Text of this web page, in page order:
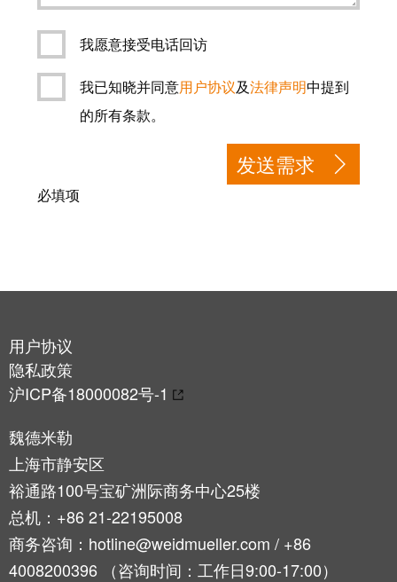
服
务
调
整
和
接
配
米勒
WMC
并
举
保
供
货，
防
产
我愿意接受电话回访
我已知晓并同意用户协议及法律声明中提到
的所有条款。
必填项
发送需求
用户协议
隐私政策
沪ICP备18000082号-1
魏德米勒
上海市静安区
裕通路100号宝矿洲际商务中心25楼
总机：+86 21-22195008
商务咨询：hotline@weidmueller.com / +86
4008200396 （咨询时间：工作日9:00-17:00）